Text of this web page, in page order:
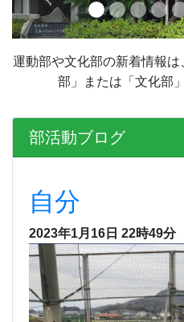
運動部や文化部の新着情報
部」または「文化部
部活動ブログ
自分
2023年1月16日 22時49分